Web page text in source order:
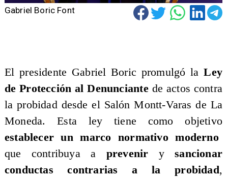
Gabriel Boric Font
El presidente Gabriel Boric promulgó la Ley
de Protección al Denunciantede actos contra
la probidad desde el Salón Montt-Varas de La
Moneda. Esta ley tiene como objetivo
establecer un marco normativo moderno
que contribuya a prevenir ysancionar
conductas contrarias a la probidad,